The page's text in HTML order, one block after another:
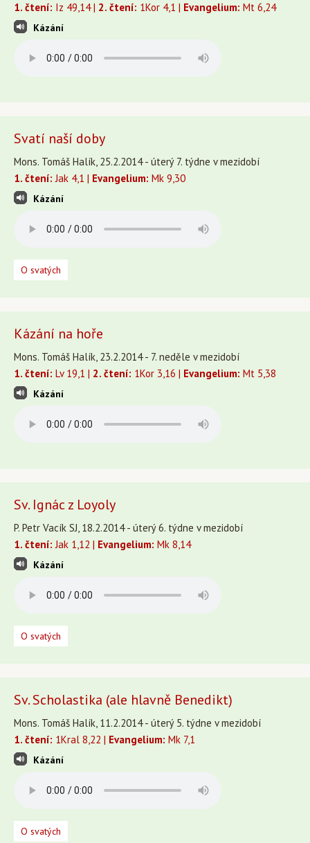
1. čtení: Iz 49,14 | 2. čtení: 1Kor 4,1 | Evangelium: Mt 6,24
Kázání
Svatí naší doby
Mons. Tomáš Halík, 25.2.2014 - úterý 7. týdne v mezidobí
1. čtení: Jak 4,1 | Evangelium: Mk 9,30
Kázání
O svatých
Kázání na hoře
Mons. Tomáš Halík, 23.2.2014 - 7. neděle v mezidobí
1. čtení: Lv 19,1 | 2. čtení: 1Kor 3,16 | Evangelium: Mt 5,38
Kázání
Sv. Ignác z Loyoly
P. Petr Vacík SJ, 18.2.2014 - úterý 6. týdne v mezidobí
1. čtení: Jak 1,12 | Evangelium: Mk 8,14
Kázání
O svatých
Sv. Scholastika (ale hlavně Benedikt)
Mons. Tomáš Halík, 11.2.2014 - úterý 5. týdne v mezidobí
1. čtení: 1Kral 8,22 | Evangelium: Mk 7,1
Kázání
O svatých